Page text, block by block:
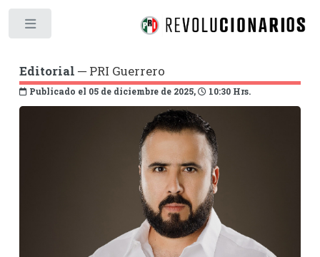
Editorial ─ PRI Guerrero
Publicado el 05 de diciembre de 2025, 10:30 Hrs.